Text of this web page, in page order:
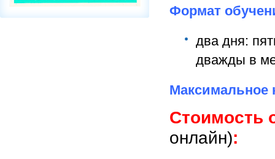
Формат
два дня:
дважды в
Максимальное
Стоимость
онлайн):